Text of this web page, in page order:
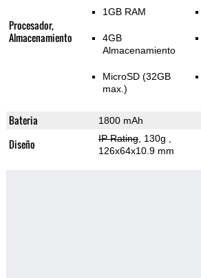
Procesador,
Almacenamiento
1GB RAM
4GB
Almacenamiento
MicroSD (32GB
max.)
Bateria 1800 mAh
Diseño IP Rating, 130g
126x64x10.9 mm